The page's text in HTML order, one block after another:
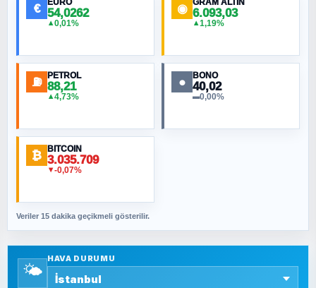
MURAT ÖZKAN
NURETTIN BÖLÜK
ORHAN KILIÇOĞLU
Fahişeye beyinli bir müstevli alçağına
SAVAŞ ŞAHİN
SEYFULLAH ÇİÇEK
€ EURO
54,0262
▲0,01%
◉ GRAM ALTIN
6.093,03
▲1,19%
⛽ PETROL
88,21
▲4,73%
● BONO
40,02
▬0,00%
₿ BITCOIN
3.035.709
▼-0,07%
Veriler 15 dakika geçikmeli gösterilir.
🌤️
HAVA DURUMU